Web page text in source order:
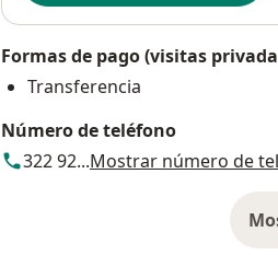
Formas de pago (visitas
Transferencia
Número de teléfono
322 92...Mostrar número de